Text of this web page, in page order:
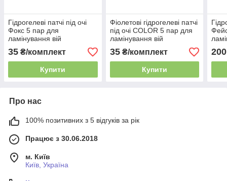
Гідрогелеві патчі під очі
Фокс 5 пар для
ламінування вій
35 ₴/комплект
Купити
Фіолетові гідрогелеві патчі
під очі COLOR 5 пар для
ламінування вій
35₴/комплект
Купити
200
Про нас
100% позитивних з 5 відгуків за рік
Працює з 30.06.2018
м. Київ
Київ, Україна